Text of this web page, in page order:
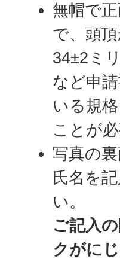
無帽で
で、頭
34±2ミ
など申
いる規
ことが必
写真の
氏名を
い。
ご記入
クがに